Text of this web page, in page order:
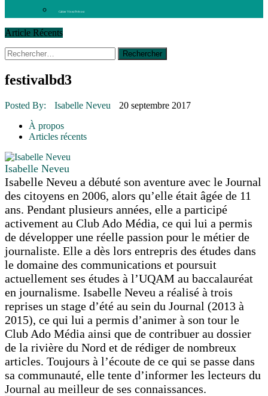
Cahier Vivez Prévost
Article Récents
14 octobre 2015
La course de boîtes à savon du club
Le rendez-vous des bolides
30 juin 2015
16 juillet 2026 | CULTURE
16 juillet 2026
16 juillet 2026
16 juillet 2026 |
Rechercher :
festivalbd3
Posted By: Isabelle Neveu
20 septembre 2017
À propos
Articles récents
Isabelle Neveu
Isabelle Neveu a débuté son aventure avec le Journal
des citoyens en 2006, alors qu’elle était âgée de 11
ans. Pendant plusieurs années, elle a participé
activement au Club Ado Média, ce qui lui a permis
de développer une réelle passion pour le métier de
journaliste. Elle a dès lors entrepris des études dans
le domaine des communications et poursuit
actuellement ses études à l’UQAM au baccalauréat
en journalisme. Isabelle Neveu a réalisé à trois
reprises un stage d’été au sein du Journal (2013 à
2015), ce qui lui a permis d’animer à son tour le
Club Ado Média ainsi que de contribuer au dossier
de la rivière du Nord et de rédiger de nombreux
articles. Toujours à l’écoute de ce qui se passe dans
sa communauté, elle tente d’informer les lecteurs du
Journal au meilleur de ses connaissances.